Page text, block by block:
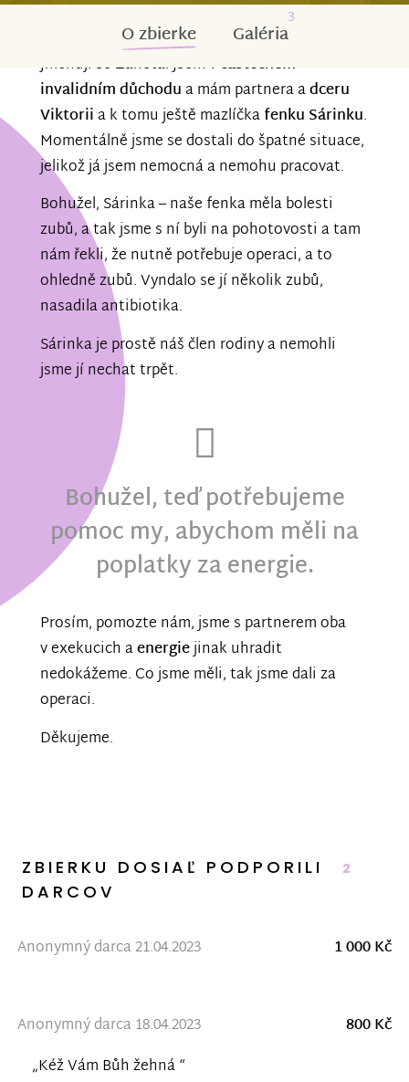
O zbierke Galéria
3
Jmenuji se Žaneta. Jsem v částečném
invalidním důchodua mám partnera adceru
Viktoriia k tomu ještě mazlíčkafenku Sárinku.
Momentálně jsme se dostali do špatné situace,
jelikož já jsem nemocná a nemohu pracovat.
Bohužel, Sárinka – naše fenka měla bolesti
zubů, a tak jsme s ní byli na pohotovosti a tam
nám řekli, že nutně potřebuje operaci, a to
ohledně zubů. Vyndalo se jí několik zubů,
nasadila antibiotika.
Sárinka je prostě náš člen rodiny a nemohli
jsme jí nechat trpět.
Bohužel, teď potřebujeme
pomoc my, abychom měli na
poplatky za energie.
Prosím, pomozte nám, jsme s partnerem oba
v exekucich aenergiejinak uhradit
nedokážeme. Co jsme měli, tak jsme dali za
operaci.
Děkujeme.
ZBIERKU DOSIAĽ PODPORILI 2
DARCOV
Anonymný darca 21.04.2023 1 000 Kč
Anonymný darca 18.04.2023
800 Kč
„Kéž Vám Bůh žehná “